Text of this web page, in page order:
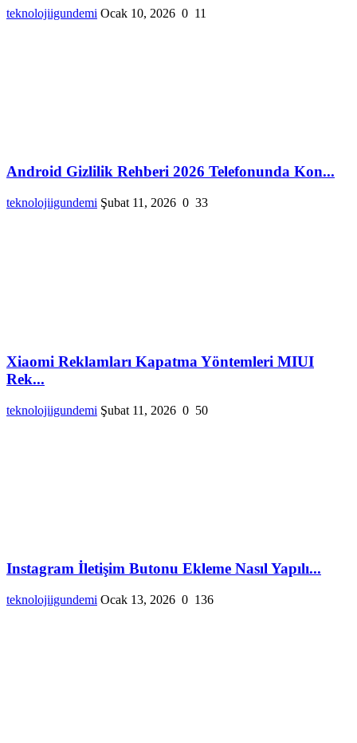
teknolojiigundemi Ocak 10, 2026 0 11
Android Gizlilik Rehberi 2026 Telefonunda Kon...
teknolojiigundemi Şubat 11, 2026 0 33
Xiaomi Reklamları Kapatma Yöntemleri MIUI
Rek...
teknolojiigundemi Şubat 11, 2026 0 50
Instagram İletişim Butonu Ekleme Nasıl Yapılı...
teknolojiigundemi Ocak 13, 2026 0 136